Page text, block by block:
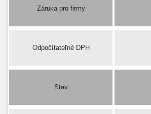
Záruka pro firmy
Odpočítateľné DPH
Stav